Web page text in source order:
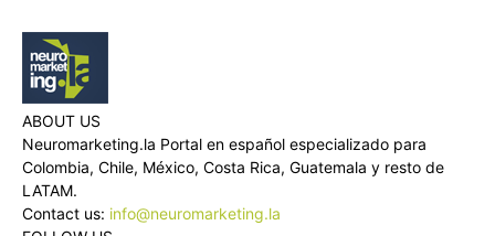
ABOUT US
Neuromarketing.la Portal en español especializado para
Colombia, Chile, México, Costa Rica, Guatemala y resto de
LATAM.
Contact us: info@neuromarketing.la